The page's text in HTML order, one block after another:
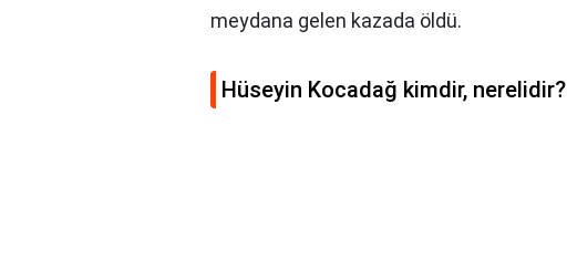
meydana gelen kazada öldü.
Hüseyin Kocadağ kimdir, nerelidir?